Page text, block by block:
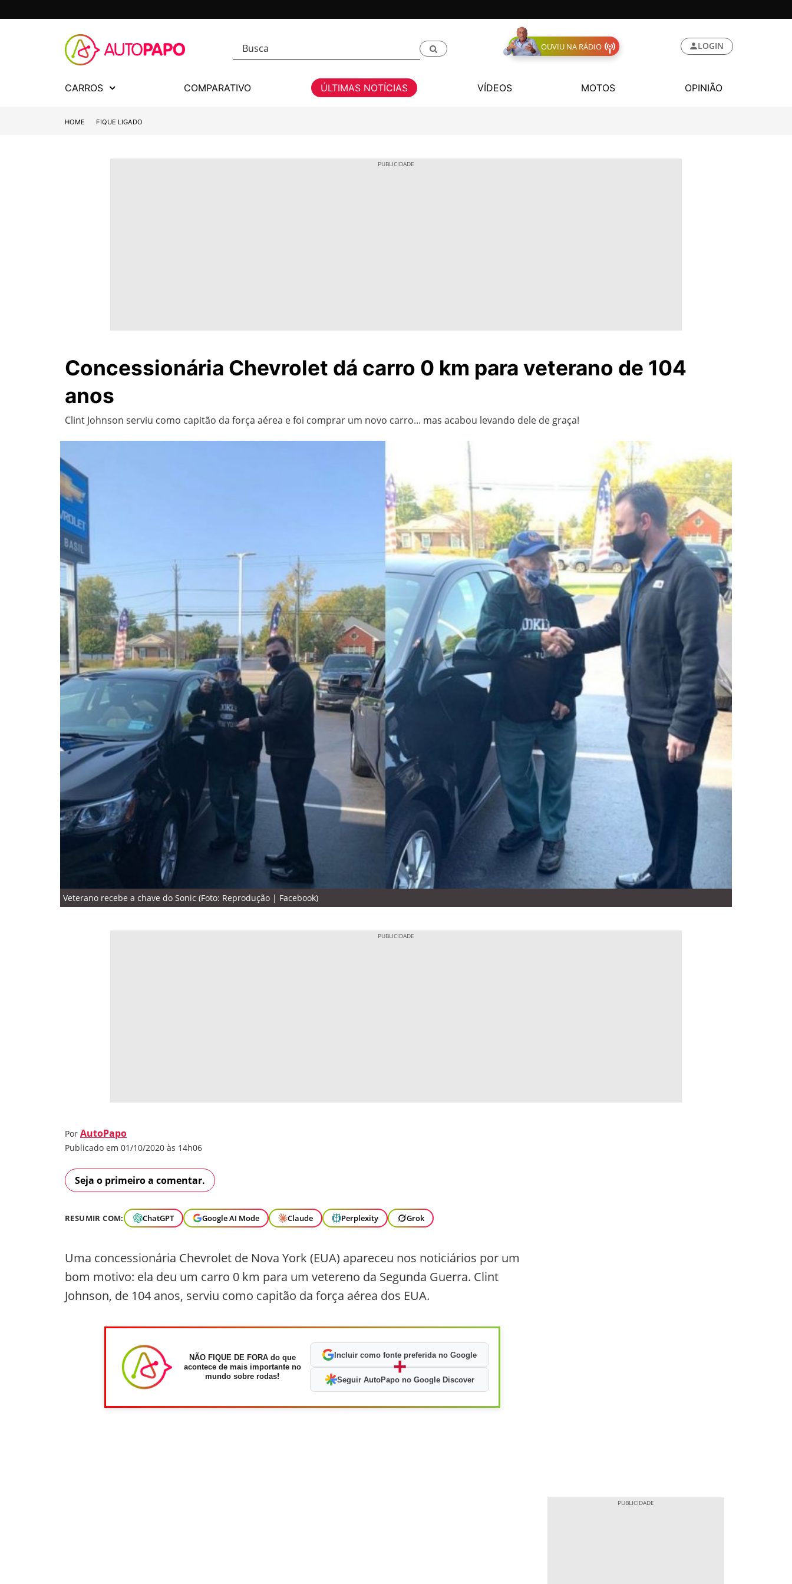
OUVIU NA RÁDIO LOGIN
CARROS COMPARATIVO ÚLTIMAS NOTÍCIAS VÍDEOS MOTOS OPINIÃO
HOME FIQUE LIGADO
Concessionária Chevrolet dá carro 0 km para veterano de 104
anos
Clint Johnson serviu como capitão da força aérea e foi comprar um novo carro... mas acabou levando dele de graça!
Veterano recebe a chave do Sonic (Foto: Reprodução | Facebook)
Por AutoPapo
Publicado em 01/10/2020 às 14h06
Seja o primeiro a comentar.
RESUMIR COM: ChatGPT Google AI Mode Claude Perplexity Grok
Uma concessionária Chevrolet de Nova York (EUA) apareceu nos noticiários por um
bom motivo: ela deu um carro 0 km para um vetereno da Segunda Guerra. Clint
Johnson, de 104 anos, serviu como capitão da força aérea dos EUA.
NÃO FIQUE DE FORA do que
acontece de mais importante no
mundo sobre rodas!
Incluir como fonte preferida no Google
+
Seguir AutoPapo no Google Discover